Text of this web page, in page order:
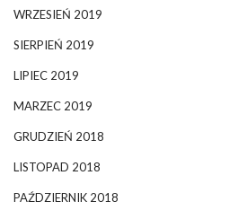
WRZESIEŃ 2019
SIERPIEŃ 2019
LIPIEC 2019
MARZEC 2019
GRUDZIEŃ 2018
LISTOPAD 2018
PAŹDZIERNIK 2018